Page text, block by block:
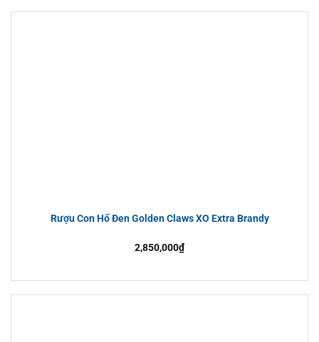
Rượu Con Hổ Đen Golden Claws XO Extra Brandy
2,850,000₫